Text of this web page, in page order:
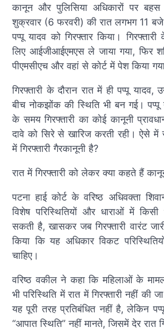
कानून और पुलिसिया अधिकारों पर
शुक्रवार (6 फरवरी) की रात लगभग 11
पप्पू यादव को गिरफ्तार किया।
लिए आईजीआईएमएस ले जाया गया, फिर
पीएमसीएच और वहां से कोर्ट में पेश किया
गिरफ्तारी के दौरान रात में ही पप्पू
बीच नोकझोंक की स्थिति भी बन गई।
के समय गिरफ्तारी का कोई कानूनी
दावे को सिरे से खारिज करती रही। ऐसे में
में गिरफ्तारी गैरकानूनी है?
रात में गिरफ्तारी को लेकर क्या कहते हैं
पटना हाई कोर्ट के वरिष्ठ अधिवक्ता
विशेष परिस्थितियों और धाराओं में किसी
सकती है, खासकर जब गिरफ्तारी वारंट
किया कि यह अधिकार विकट
चाहिए।
वरिष्ठ वकील ने कहा कि महिलाओं के
भी परिस्थिति में रात में गिरफ्तारी नहीं
यह पूरी तरह प्रतिबंधित नहीं है, लेकिन
“आपात स्थिति” नहीं मानते, जिसमें देर रात